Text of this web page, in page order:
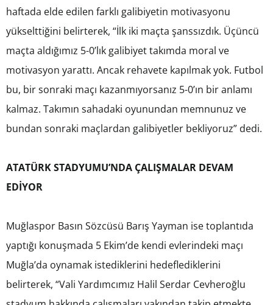
haftada elde edilen farklı galibiyetin motivasyonu
yükselttiğini belirterek, “İlk iki maçta şanssızdık. Üçüncü
maçta aldığımız 5-0’lık galibiyet takımda moral ve
motivasyon yarattı. Ancak rehavete kapılmak yok. Futbol
bu, bir sonraki maçı kazanmıyorsanız 5-0’ın bir anlamı
kalmaz. Takımın sahadaki oyunundan memnunuz ve
bundan sonraki maçlardan galibiyetler bekliyoruz” dedi.
ATATÜRK STADYUMU’NDA ÇALIŞMALAR DEVAM
EDİYOR
Muğlaspor Basın Sözcüsü Barış Yayman ise toplantıda
yaptığı konuşmada 5 Ekim’de kendi evlerindeki maçı
Muğla’da oynamak istediklerini hedeflediklerini
belirterek, “Vali Yardımcımız Halil Serdar Cevheroğlu